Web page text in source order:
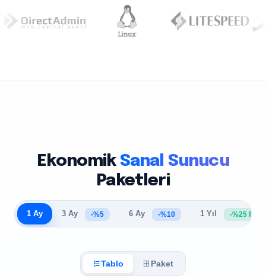
Ekonomik Sanal Sunucu
Paketleri
1 Ay 3 Ay -%5 6 Ay -%10 1 Yıl -%25
Tablo Paket